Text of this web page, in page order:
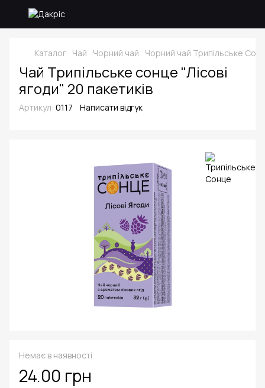
Каталог Чай Чорний чай Чорний чай Трипільське
Чай Трипільське сонце "Лісові
ягоди" 20 пакетиків
Артикул: 0117 Написати відгук
Немає в наявності
24.00 грн